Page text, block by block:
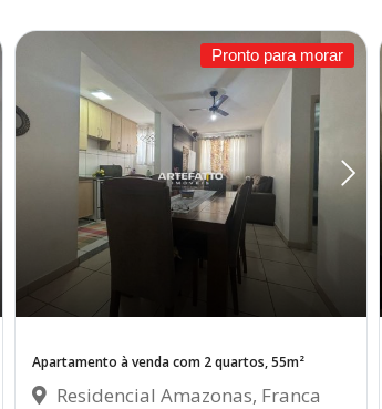
Pronto para morar
Apartamento à venda com 2 quartos, 55m²
Residencial Amazonas, Franca